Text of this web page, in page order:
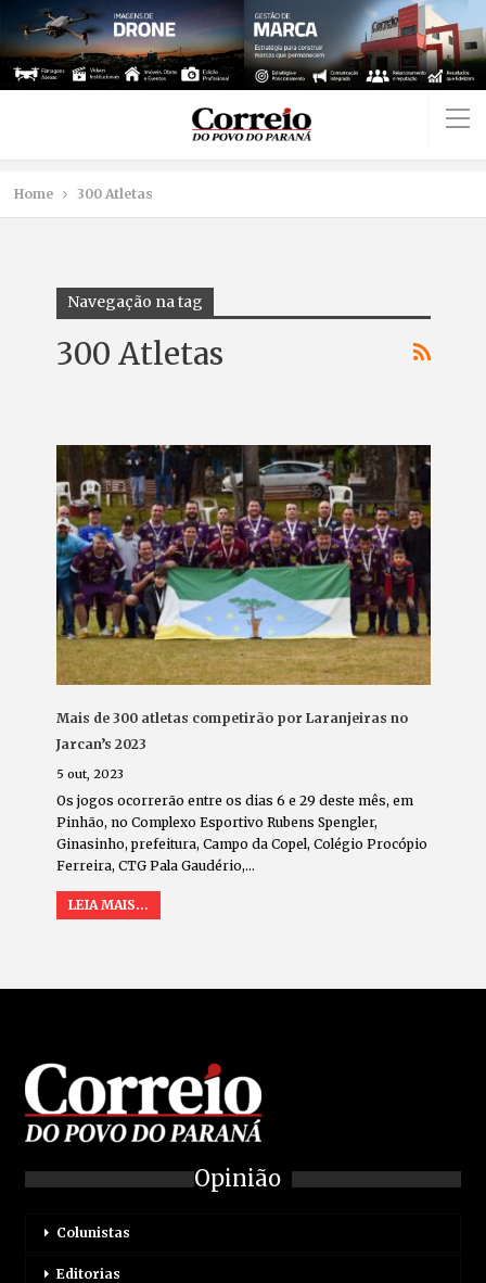
Home 300 Atletas
Navegação na tag
300 Atletas
Mais de 300 atletas competirão por Laranjeiras no
Jarcan’s 2023
5 out, 2023
Os jogos ocorrerão entre os dias 6 e 29 deste mês, em
Pinhão, no Complexo Esportivo Rubens Spengler,
Ginasinho, prefeitura, Campo da Copel, Colégio Procópio
Ferreira, CTG Pala Gaudério,…
LEIA MAIS...
Opinião
Colunistas
Editorias